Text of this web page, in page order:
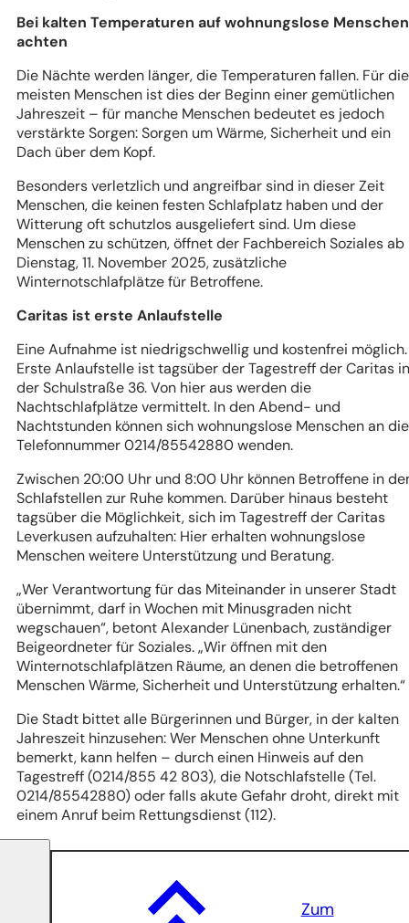
Bei kalten Temperaturen auf wohnungslose Menschen
achten
Die Nächte werden länger, die Temperaturen fallen. Für die
meisten Menschen ist dies der Beginn einer gemütlichen
Jahreszeit – für manche Menschen bedeutet es jedoch
verstärkte Sorgen: Sorgen um Wärme, Sicherheit und ein
Dach über dem Kopf.
Besonders verletzlich und angreifbar sind in dieser Zeit
Menschen, die keinen festen Schlafplatz haben und der
Witterung oft schutzlos ausgeliefert sind. Um diese
Menschen zu schützen, öffnet der Fachbereich Soziales ab
Dienstag, 11. November 2025, zusätzliche
Winternotschlafplätze für Betroffene.
Caritas ist erste Anlaufstelle
Eine Aufnahme ist niedrigschwellig und kostenfrei möglich.
Erste Anlaufstelle ist tagsüber der Tagestreff der Caritas in
der Schulstraße 36. Von hier aus werden die
Nachtschlafplätze vermittelt. In den Abend- und
Nachtstunden können sich wohnungslose Menschen an die
Telefonnummer 0214/85542880 wenden.
Zwischen 20:00 Uhr und 8:00 Uhr können Betroffene in
Schlafstellen zur Ruhe kommen. Darüber hinaus besteht
tagsüber die Möglichkeit, sich im Tagestreff der Caritas
Leverkusen aufzuhalten: Hier erhalten wohnungslose
Menschen weitere Unterstützung und Beratung.
„Wer Verantwortung für das Miteinander in unserer Stadt
übernimmt, darf in Wochen mit Minusgraden nicht
wegschauen“, betont Alexander Lünenbach, zuständiger
Beigeordneter für Soziales. „Wir öffnen mit den
Winternotschlafplätzen Räume, an denen die betroffenen
Menschen Wärme, Sicherheit und Unterstützung erhalten.“
Die Stadt bittet alle Bürgerinnen und Bürger, in der kalten
Jahreszeit hinzusehen: Wer Menschen ohne Unterkunft
bemerkt, kann helfen – durch einen Hinweis auf den
Tagestreff (0214/855 42 803), die Notschlafstelle (Tel.
0214/85542880) oder falls akute Gefahr droht, direkt mit
einem Anruf beim Rettungsdienst (112).
Zum